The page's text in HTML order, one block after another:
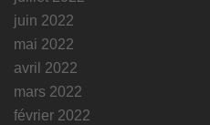
juin 2022
mai 2022
avril 2022
mars 2022
février 2022